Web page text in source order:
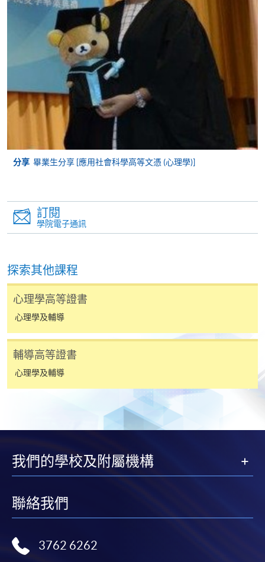
繳交所需費用
申請人可使用以下方式繳交報名費或課程費用:
繳費靈網上服務- 申請人須先開立繳費靈戶口及設
定繳費靈網上密碼。有關如何申請繳費靈戶口及密
碼，請瀏覽繳費靈網址http://www.ppshk.com
*信用咭網上繳費服務
Mastercard（包括「香港大學專業進修學院
Mastercard卡」）繳付學費。
月免息分期付款優惠，必須親臨本學院設有報名服務的教
學中心作付款安排。
申請/報讀指南 :
-短期課程
報讀同一學歷頒授課程內其他單元
個別課程為須報讀同一學歷頒授課程及其他單元或繳
交下期學費的學員，提供網上服務，如學員就讀的課
程設有此服務，課程負責人會通知學員有關程序。
VISA 或 Mastercard、「微信支付」(Online WeChat
Pay) 、「支付寶」(Online Alipay) 或 「轉數快」(FPS)
親身報名/郵遞
分享 畢業生分享 [應用社會科學高等文憑 (心理學)]
訂閱
學院電子通訊
探索其他課程
心理學高等證書
心理學及輔導
輔導高等證書
心理學及輔導
我們的學校及附屬機構
聯絡我們
3762 6262